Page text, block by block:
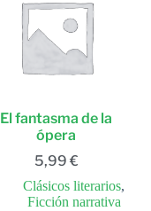
El fantasma de la
ópera
5,99 €
Clásicos literarios,
Ficción narrativa